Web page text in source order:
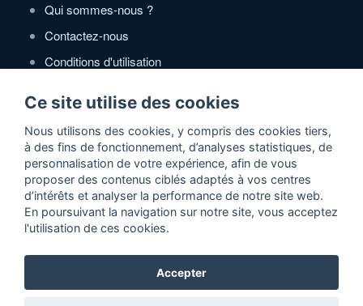
Qui sommes-nous ?
Contactez-nous
Conditions d'utilisation
Partenaires
Zone Annonces Gratuites
Locations vacances entre particuliers
Ruedesvacances
Ce site utilise des cookies
Nous utilisons des cookies, y compris des cookies tiers,
à des fins de fonctionnement, d’analyses statistiques, de
personnalisation de votre expérience, afin de vous
proposer des contenus ciblés adaptés à vos centres
d’intérêts et analyser la performance de notre site web.
En poursuivant la navigation sur notre site, vous acceptez
l'utilisation de ces cookies.
Accepter